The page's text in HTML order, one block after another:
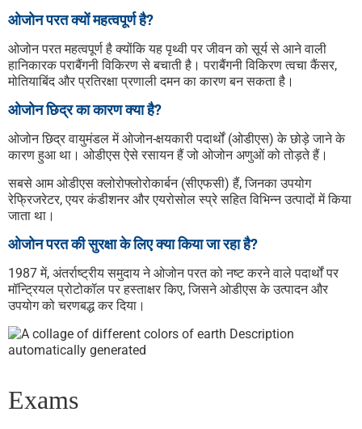
ओजोन परत क्यों महत्वपूर्ण है?
ओजोन परत महत्वपूर्ण है क्योंकि यह पृथ्वी पर जीवन को सूर्य से आने वाली
हानिकारक पराबैंगनी विकिरण से बचाती है। पराबैंगनी विकिरण त्वचा कैंसर,
मोतियाबिंद और प्रतिरक्षा प्रणाली दमन का कारण बन सकता है।
ओजोन छिद्र का कारण क्या है?
ओजोन छिद्र वायुमंडल में ओजोन-क्षयकारी पदार्थों (ओडीएस) के छोड़े जाने के
कारण हुआ था। ओडीएस ऐसे रसायन हैं जो ओजोन अणुओं को तोड़ते हैं।
सबसे आम ओडीएस क्लोरोफ्लोरोकार्बन (सीएफसी) हैं, जिनका उपयोग
रेफ्रिजरेटर, एयर कंडीशनर और एयरोसोल स्प्रे सहित विभिन्न उत्पादों में किया
जाता था।
ओजोन परत की सुरक्षा के लिए क्या किया जा रहा है?
1987 में, अंतर्राष्ट्रीय समुदाय ने ओजोन परत को नष्ट करने वाले पदार्थों पर
मॉन्ट्रियल प्रोटोकॉल पर हस्ताक्षर किए, जिसने ओडीएस के उत्पादन और
उपयोग को चरणबद्ध कर दिया।
Exams